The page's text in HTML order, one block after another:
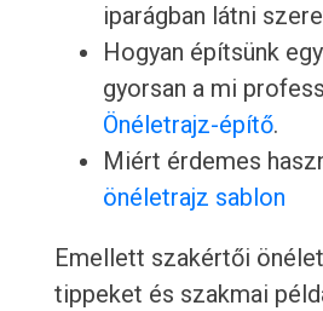
iparágban látni
Hogyan építsünk
gyorsan a mi
Önéletrajz-építő.
Miért érdemes
önéletrajz sablon
Emellett szakértői
tippeket és szakmai